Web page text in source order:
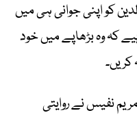
کو اپنی جوانی ہی میں
کہ وہ بڑھاپے میں خود
کریں۔
نفیس نے روایتی